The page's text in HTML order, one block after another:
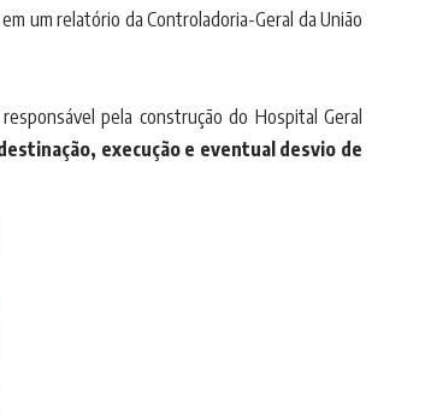
um relatório da Controladoria-Geral da União
pela construção do Hospital Geral
execução e eventual desvio de